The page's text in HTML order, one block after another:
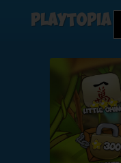
Playtopia